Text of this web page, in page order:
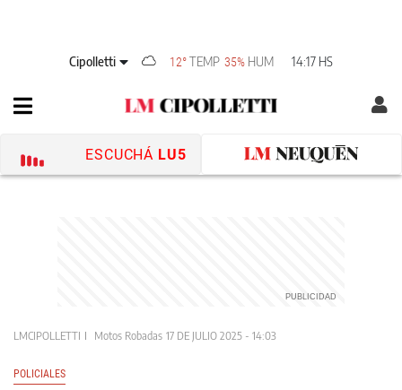
Cipolletti 12°TEMP 35% HUM 14:17 HS
ESCUCHÁ LU5
LMCIPOLLETTI Motos Robadas 17 DE JULIO 2025 - 14:03
POLICIALES